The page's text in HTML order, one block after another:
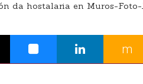
da hostalaria en Muros-Foto-
m